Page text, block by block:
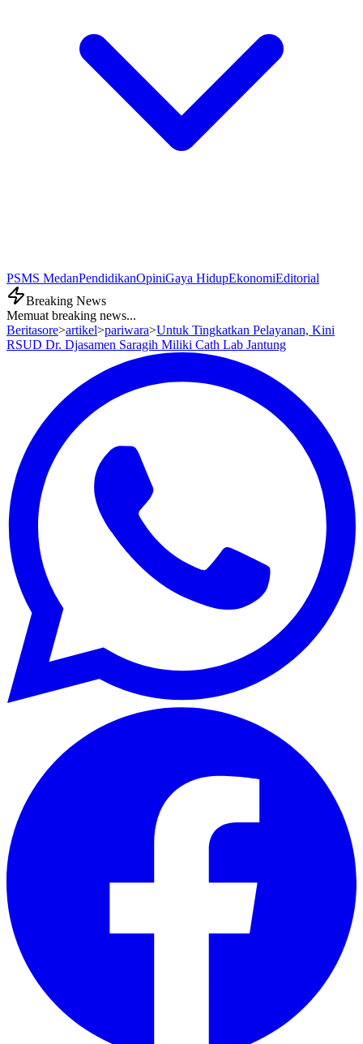
PSMS MedanPendidikanOpiniGaya HidupEkonomiEditorial
Breaking News
Memuat breaking news...
Beritasore>artikel>pariwara>Untuk Tingkatkan Pelayanan, Kini
RSUD Dr. Djasamen Saragih Miliki Cath Lab Jantung